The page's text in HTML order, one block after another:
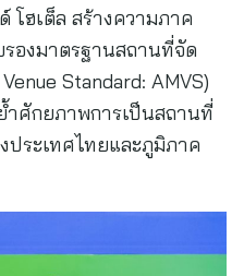
โฮเต็ล สร้างความภาค
รองมาตรฐานสถานที่จัด
Standard: AMVS)
ำศักยภาพการเป็นสถานที่
ประเทศไทยและภูมิภาค